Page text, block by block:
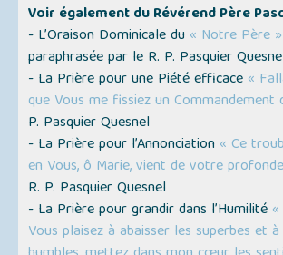
Voir également du Révérend Père
- L’Oraison Dominicale du « Notre Père »
paraphrasée par le R. P. Pasquier
- La Prière pour une Piété efficace «
que Vous me fissiez un Commandement
P. Pasquier Quesnel
- La Prière pour l’Annonciation « Ce
en Vous, ô Marie, vient de votre
R. P. Pasquier Quesnel
- La Prière pour grandir dans l’Humilité
Vous plaisez à abaisser les superbes et